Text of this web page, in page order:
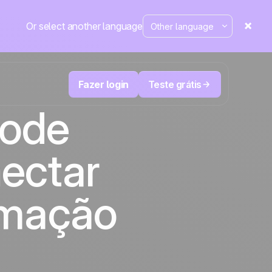
Or select another language
Fazer login Teste grátis
e-A plataforma de CRM e automação de
marketing
Televendas e telemarketing
leads certos e não perca o controle.
Positive
em
destaque